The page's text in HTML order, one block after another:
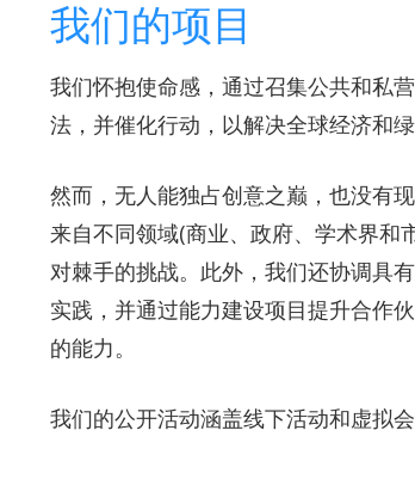
我们的项目
我们怀抱使命感，通过召集公共和私
法，并催化行动，以解决全球经济和
然而，无人能独占创意之巅，也没有
来自不同领域(商业、政府、学术界和
对棘手的挑战。此外，我们还协调具
实践，并通过能力建设项目提升合作
的能力。
我们的公开活动涵盖线下活动和虚拟